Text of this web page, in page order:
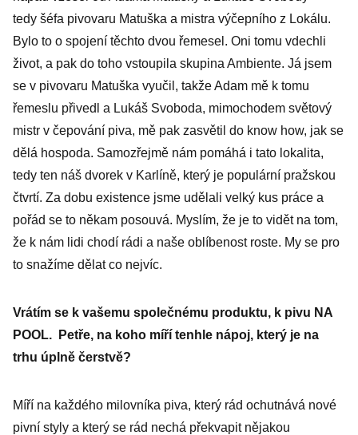
tedy šéfa pivovaru Matuška a mistra výčepního z Lokálu.
Bylo to o spojení těchto dvou řemesel. Oni tomu vdechli
život, a pak do toho vstoupila skupina Ambiente. Já jsem
se v pivovaru Matuška vyučil, takže Adam mě k tomu
řemeslu přivedl a Lukáš Svoboda, mimochodem světový
mistr v čepování piva, mě pak zasvětil do know how, jak se
dělá hospoda. Samozřejmě nám pomáhá i tato lokalita,
tedy ten náš dvorek v Karlíně, který je populární pražskou
čtvrtí. Za dobu existence jsme udělali velký kus práce a
pořád se to někam posouvá. Myslím, že je to vidět na tom,
že k nám lidi chodí rádi a naše oblíbenost roste. My se pro
to snažíme dělat co nejvíc.
Vrátím se k vašemu společnému produktu, k pivu NA
POOL. Petře, na koho míří tenhle nápoj, který je na
trhu úplně čerstvě?
Míří na každého milovníka piva, který rád ochutnává nové
pivní styly a který se rád nechá překvapit nějakou